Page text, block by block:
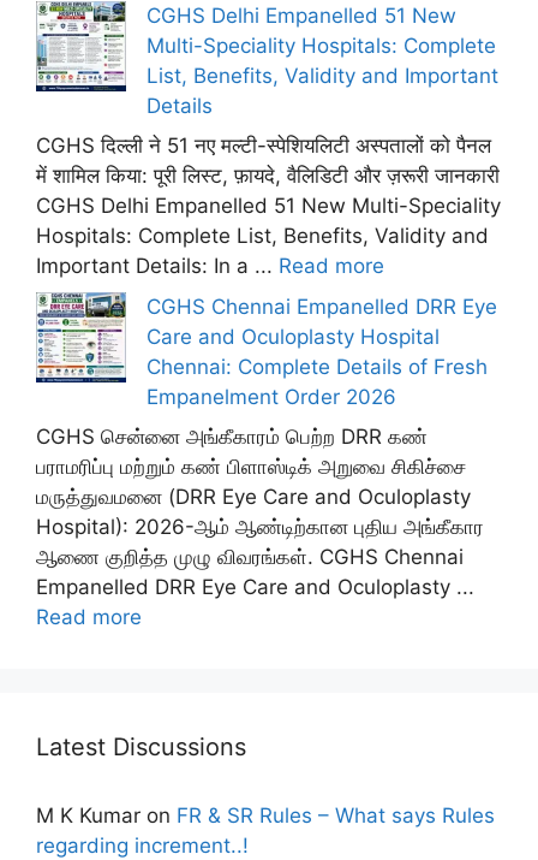
CGHS Delhi Empanelled 51 New
Multi-Speciality Hospitals: Complete
List, Benefits, Validity and Important
Details
CGHS दिल्ली ने 51 नए मल्टी-स्पेशियलिटी अस्पतालों को पैनल
में शामिल किया: पूरी लिस्ट, फ़ायदे, वैलिडिटी और ज़रूरी जानकारी
CGHS Delhi Empanelled 51 New Multi-Speciality
Hospitals: Complete List, Benefits, Validity and
Important Details: In a ... Read more
CGHS Chennai Empanelled DRR Eye
Care and Oculoplasty Hospital
Chennai: Complete Details of Fresh
Empanelment Order 2026
CGHS சென்னை அங்கீகாரம் பெற்ற DRR கண்
பராமரிப்பு மற்றும் கண் பிளாஸ்டிக் அறுவை சிகிச்சை
மருத்துவமனை (DRR Eye Care and Oculoplasty
Hospital): 2026-ஆம் ஆண்டிற்கான புதிய அங்கீகார
ஆணை குறித்த முழு விவரங்கள். CGHS Chennai
Empanelled DRR Eye Care and Oculoplasty ...
Read more
Latest Discussions
M K Kumar on FR & SR Rules – What says Rules
regarding increment..!